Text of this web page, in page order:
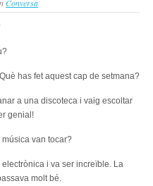
Conversa
has fet aquest cap de setmana?
a una discoteca i vaig escoltar
genial!
van tocar?
electrònica i va ser increïble. La
molt bé.